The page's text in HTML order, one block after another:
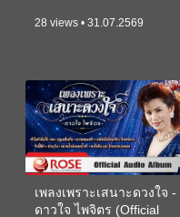
28 views • 31.07.2569
เพลงเพราะเสนาะดวงใจ -
ดาวใจ ไพจิตร (Official